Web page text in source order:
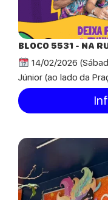
BLOCO 5531 - NA
14/02/2026
Júnior (ao lado da